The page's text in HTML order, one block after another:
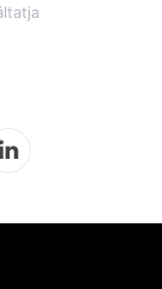
LinkedIn